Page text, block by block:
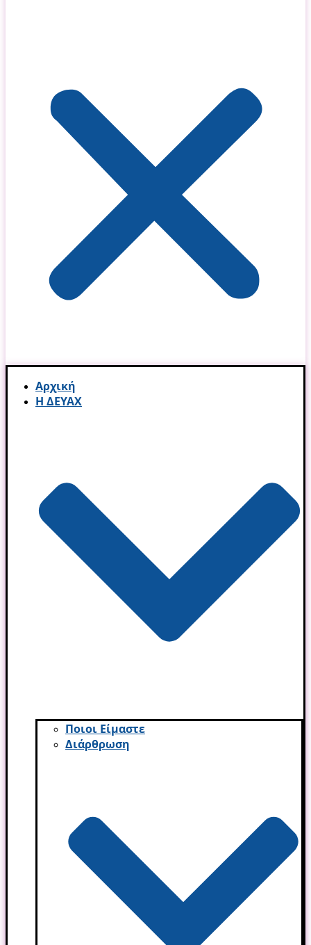
Αρχική
Η ΔΕΥΑΧ
Ποιοι Είμαστε
Διάρθρωση